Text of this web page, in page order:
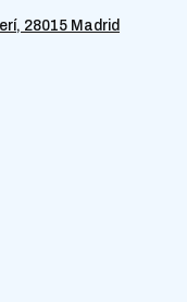
28015 Madrid